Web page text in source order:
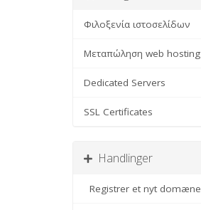
Φιλοξενία ιστοσελίδων
Μεταπώληση web hosting
Dedicated Servers
SSL Certificates
Handlinger
Registrer et nyt domæne